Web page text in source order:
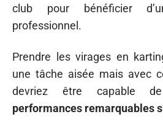
club pour bénéficier
professionnel.
Prendre les virages en
une tâche aisée mais avec
devriez être capable
performances remarquables